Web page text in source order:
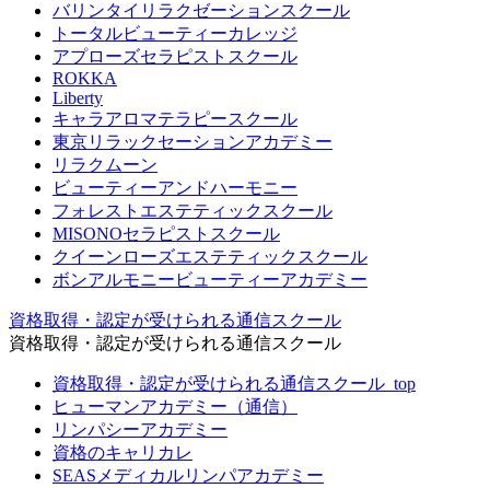
バリンタイリラクゼーションスクール
トータルビューティーカレッジ
アプローズセラピストスクール
ROKKA
Liberty
キャラアロマテラピースクール
東京リラックセーションアカデミー
リラクムーン
ビューティーアンドハーモニー
フォレストエステティックスクール
MISONOセラピストスクール
クイーンローズエステティックスクール
ボンアルモニービューティーアカデミー
資格取得・認定が受けられる通信スクール
資格取得・認定が受けられる通信スクール
資格取得・認定が受けられる通信スクール_top
ヒューマンアカデミー（通信）
リンパシーアカデミー
資格のキャリカレ
SEASメディカルリンパアカデミー